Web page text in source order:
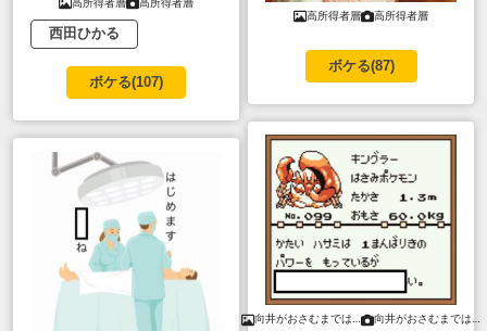
西田ひかる
ボケる(107)
高所得者層 高所得者層
ボケる(87)
向井がおさむまでは… 向井がおさむまでは…